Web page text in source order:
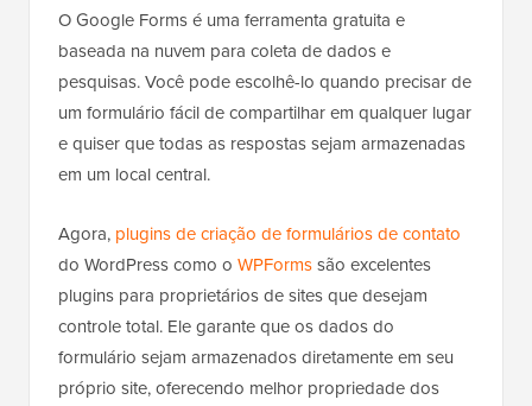
O Google Forms é uma ferramenta gratuita e
baseada na nuvem para coleta de dados e
pesquisas. Você pode escolhê-lo quando precisar de
um formulário fácil de compartilhar em qualquer lugar
e quiser que todas as respostas sejam armazenadas
em um local central.
Agora, plugins de criação de formulários de contato
do WordPress como o WPFormssão excelentes
plugins para proprietários de sites que desejam
controle total. Ele garante que os dados do
formulário sejam armazenados diretamente em seu
próprio site, oferecendo melhor propriedade dos